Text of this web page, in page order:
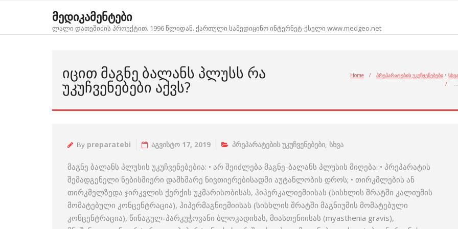
მედიკამენტები
ლალი დათეშიძის პროექტით. 1996 წლიდან. ქართული სამედიცინო ინტერნეტ-ქსელი www.medgeo.net
ᲘᲪᲘᲗ ᲛᲐᲒᲜᲔ ᲑᲐᲚᲐᲜᲡ ᲞᲚᲣᲡᲡ ᲠᲐ
ᲣᲙᲣᲩᲕᲔᲜᲔᲑᲔᲑᲘ ᲐᲥᲕᲡ?
Home / პრეპარატების უკუჩვენებები • სხვა
/
…
By preparatebi აგვისტო 17, 2019 პრეპარატების უკუჩვენებები, სხვა
მაგნე ბალანს პლუსის უკუჩვენებებია: • არ შეიძლება მაგნე-ბალანს პლუსის მიღება: • პრეპარატის
შემადგენელი ნებისმიერი დამხმარე ნივთიერებისადმი აუტანლობის დროს; • თირკმლების ან
თირკმელზედა ჯირკვლის ქერქის უკმარისობისას, ჰიპერკალიემიისას (სისხლის შრატში კალიუმის
მომატებული კონცენტრაცია), ჰიპერმაგნიემიისას (სისხლის შრატში მაგნიუმის მომატებული
კონცენტრაცია), წინაგულ-პარკუჭოვანი ბლოკადისას, მიასთენიისას (myasthenia gravis),